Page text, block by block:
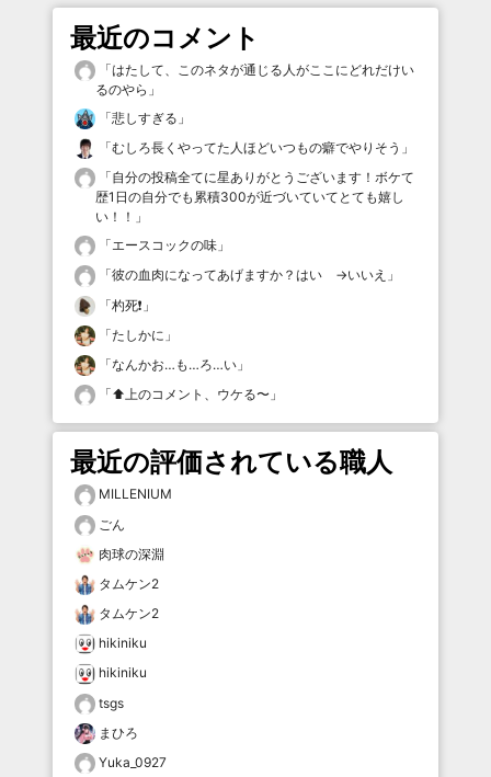
最近のコメント
「はたして、このネタが通じる人がここにどれだけい
るのやら 」
「悲しすぎる 」
「むしろ長くやってた人ほどいつもの癖でやりそう 」
「自分の投稿全てに星ありがとうございます！ボケて
歴1日の自分でも累積300が近づいていてとても嬉し
い！！ 」
「エースコックの味 」
「彼の血肉になってあげますか？はい →いいえ 」
「杓死❗️ 」
「たしかに 」
「なんかお…も…ろ…い 」
「⬆️上のコメント、ウケる〜 」
最近の評価されている職人
MILLENIUM
ごん
肉球の深淵
タムケン2
タムケン2
hikiniku
hikiniku
tsgs
まひろ
Yuka_0927